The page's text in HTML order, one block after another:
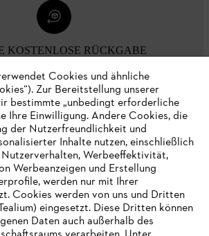
KOSTENLOSE RÜCKGABE
Cookies und ähnliche
Zur Bereitstellung unserer
bestimmte „unbedingt erforderliche
Ihre Einwilligung. Andere Cookies, die
der Nutzerfreundlichkeit und
Inhalte nutzen, einschließlich
Werbeeffektivität,
Werbeanzeigen und Erstellung
werden nur mit Ihrer
Cookies werden von uns und Dritten
eingesetzt. Diese Dritten können
Daten auch außerhalb des